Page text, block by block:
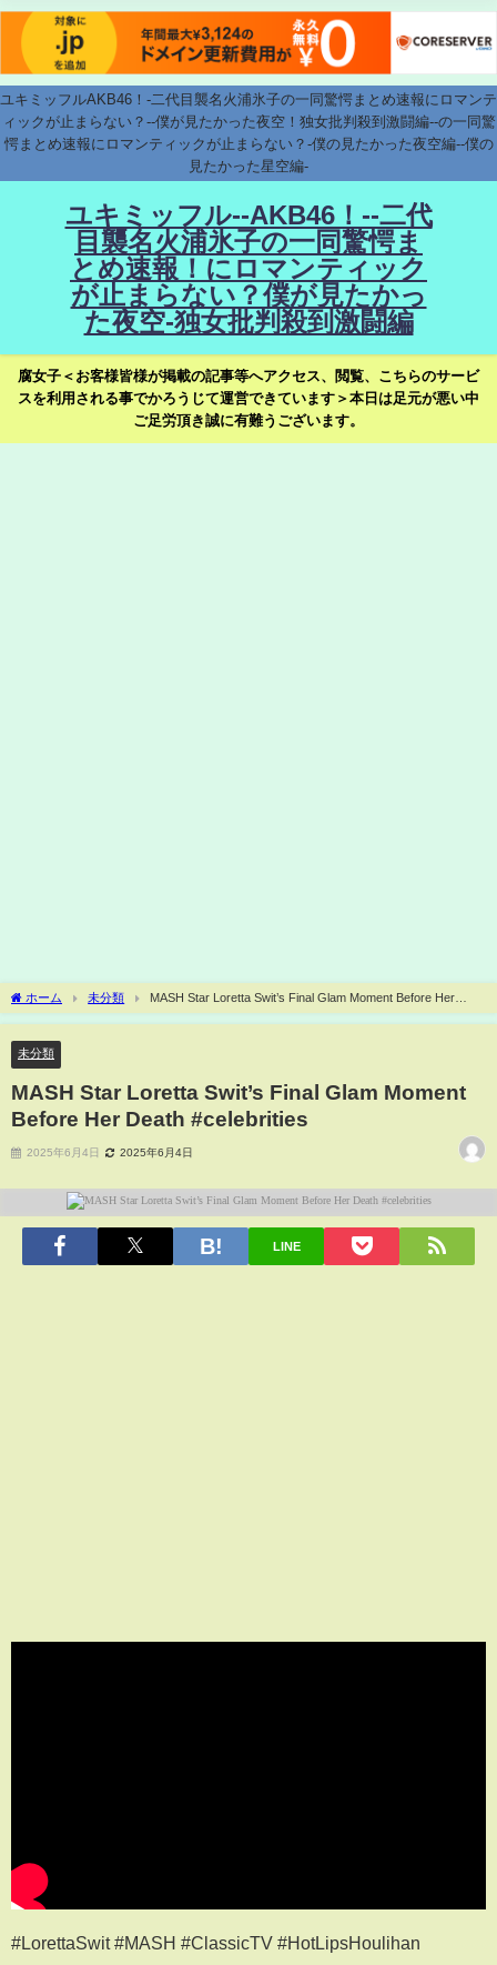
ユキミッフルAKB46！-二代目襲名火浦氷子の一同驚愕まとめ速報にロマンテ
ィックが止まらない？--僕が見たかった夜空！独女批判殺到激闘編--の一同驚
愕まとめ速報にロマンティックが止まらない？-僕の見たかった夜空編--僕の
見たかった星空編-
ユキミッフル--AKB46！--二代
目襲名火浦氷子の一同驚愕ま
とめ速報！にロマンティック
が止まらない？僕が見たかっ
た夜空-独女批判殺到激闘編
腐女子＜お客様皆様が掲載の記事等へアクセス、閲覧、こちらのサービ
スを利用される事でかろうじて運営できています＞本日は足元が悪い中
ご足労頂き誠に有難うございます。
ホーム 未分類
MASH Star Loretta Swit’s Final Glam Moment Before Her
Death #celebrities
未分類
MASH Star Loretta Swit’s Final Glam Moment
Before Her Death #celebrities
2025年6月4日 2025年6月4日
LINE
#LorettaSwit #MASH #ClassicTV #HotLipsHoulihan